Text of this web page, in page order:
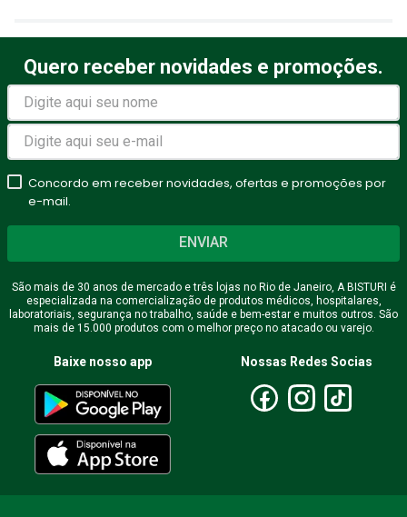
Avalie o produto de 1 a 5
estrelas
★★ ★★★
Seu nome
Endereço de email
Escreva uma avaliação
ENVIAR AVALIAÇÃO
Quero receber novidades e promoções.
Concordo em receber novidades, ofertas e promoções por
e-mail.
ENVIAR
São mais de 30 anos de mercado e três lojas no Rio de Janeiro, A BISTURI é
especializada na comercialização de produtos médicos, hospitalares,
laboratoriais, segurança no trabalho, saúde e bem-estar e muitos outros. São
mais de 15.000 produtos com o melhor preço no atacado ou varejo.
Baixe nosso app Nossas Redes Socias